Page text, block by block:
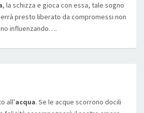
, la schizza e gioca con essa, tale sogno
presto liberato da compromessi non
influenzando….
all’acqua. Se le acque scorrono docili